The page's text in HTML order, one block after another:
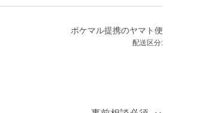
ポケマル提携のヤマト便
配送区分: